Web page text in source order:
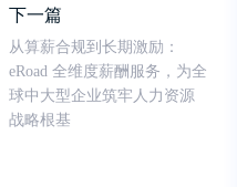
下一篇
从算薪合规到长期激励：
eRoad 全维度薪酬服务，为全
球中大型企业筑牢人力资源
战略根基